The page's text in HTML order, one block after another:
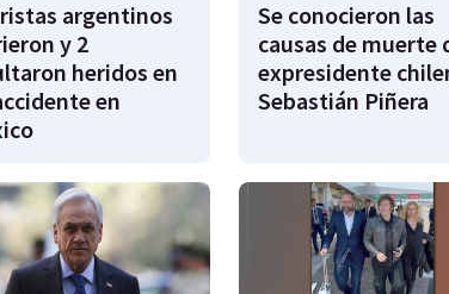
argentinos
y 2
heridos en
en
Se conocieron las
causas de muerte
expresidente
Sebastián Piñera